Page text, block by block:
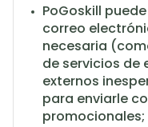
PoGoskill
correo
necesaria
de servicios de
externos
para enviarle
promocionales;